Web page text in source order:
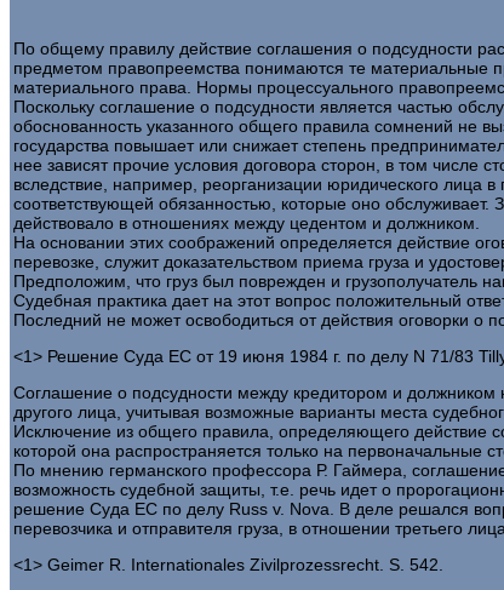
По общему правилу действие соглашения о подсудности
предметом правопреемства понимаются те материальные
материального права. Нормы процессуального
Поскольку соглашение о подсудности является частью
обоснованность указанного общего правила сомнений не
государства повышает или снижает степень
нее зависят прочие условия договора сторон, в том числе
вследствие, например, реорганизации юридического лица
соответствующей обязанностью, которые оно обслуживает.
действовало в отношениях между цедентом и должником.
На основании этих соображений определяется действие
перевозке, служит доказательством приема груза и
Предположим, что груз был поврежден и грузополучатель
Судебная практика дает на этот вопрос положительный
Последний не может освободиться от действия оговорки о
<1> Решение Суда ЕС от 19 июня 1984 г. по делу N 71/83
Соглашение о подсудности между кредитором и должником
другого лица, учитывая возможные варианты места
Исключение из общего правила, определяющего действие
которой она распространяется только на первоначальные
По мнению германского профессора Р. Гаймера,
возможность судебной защиты, т.е. речь идет о
решение Суда ЕС по делу Russ v. Nova. В деле решался
перевозчика и отправителя груза, в отношении третьего
<1> Geimer R. Internationales Zivilprozessrecht. S. 542.